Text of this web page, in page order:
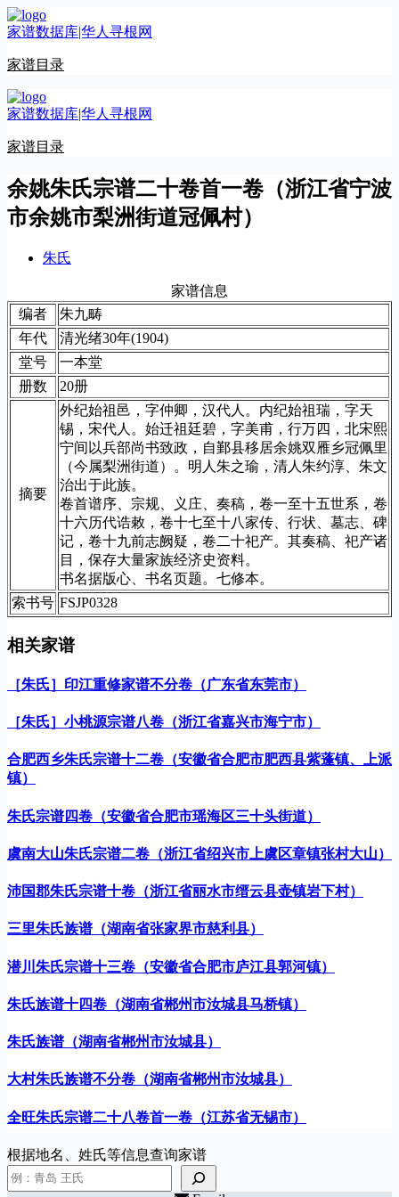
跳
至
容
家谱数据库|华人寻根网
家谱目录
家谱数据库|华人寻根网
家谱目录
余姚朱氏宗谱二十卷首一卷（浙江省宁波
市余姚市梨洲街道冠佩村）
朱氏
家谱信息
编者
朱九畴
年代
清光绪30年(1904)
堂号
一本堂
册数
20册
摘要
外纪始祖邑，字仲卿，汉代人。内纪始祖瑞，字天
锡，宋代人。始迁祖廷碧，字美甫，行万四，北宋熙
宁间以兵部尚书致政，自鄞县移居余姚双雁乡冠佩里
（今属梨洲街道）。明人朱之瑜，清人朱约淳、朱文
治出于此族。
卷首谱序、宗规、义庄、奏稿，卷一至十五世系，卷
十六历代诰敕，卷十七至十八家传、行状、墓志、碑
记，卷十九前志阙疑，卷二十祀产。其奏稿、祀产诸
目，保存大量家族经济史资料。
书名据版心、书名页题。七修本。
索书号 FSJP0328
相关家谱
［朱氏］印江重修家谱不分卷（广东省东莞市）
［朱氏］小桃源宗谱八卷（浙江省嘉兴市海宁市）
合肥西乡朱氏宗谱十二卷（安徽省合肥市肥西县紫蓬镇、上派
镇）
朱氏宗谱四卷（安徽省合肥市瑶海区三十头街道）
虞南大山朱氏宗谱二卷（浙江省绍兴市上虞区章镇张村大山）
沛国郡朱氏宗谱十卷（浙江省丽水市缙云县壶镇岩下村）
三里朱氏族谱（湖南省张家界市慈利县）
潜川朱氏宗谱十三卷（安徽省合肥市庐江县郭河镇）
朱氏族谱十四卷（湖南省郴州市汝城县马桥镇）
朱氏族谱（湖南省郴州市汝城县）
大村朱氏族谱不分卷（湖南省郴州市汝城县）
全旺朱氏宗谱二十八卷首一卷（江苏省无锡市）
根据地名、姓氏等信息查询家谱